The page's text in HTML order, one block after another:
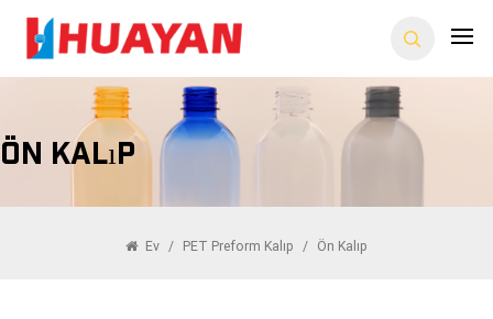
Ön Kalıp
Ev / PET Preform Kalıp / Ön Kalıp